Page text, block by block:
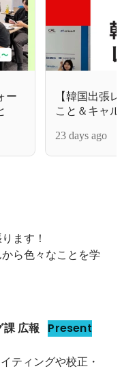
ー
【韓国出張
こと＆キャ
23 days ago
ます！
ら色々なことを学
課 広報 Present
ティングや校正・